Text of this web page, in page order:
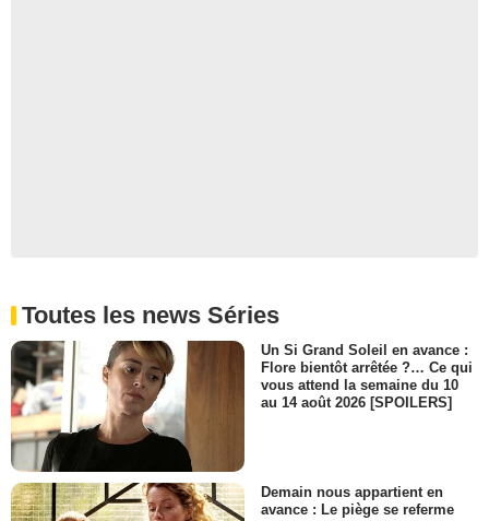
Toutes les news Séries
Un Si Grand Soleil en avance :
Flore bientôt arrêtée ?… Ce qui
vous attend la semaine du 10
au 14 août 2026 [SPOILERS]
Demain nous appartient en
avance : Le piège se referme